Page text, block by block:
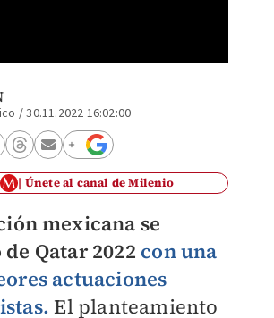
/30.11.2022 16:02:00
Únete al canal de Milenio
mexicana se
Qatar 2022 con una
actuaciones
El planteamiento